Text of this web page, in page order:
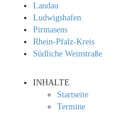
Landau
Ludwigshafen
Pirmasens
Rhein-Pfalz-Kreis
Südliche Weinstraße
INHALTE
Startseite
Termine